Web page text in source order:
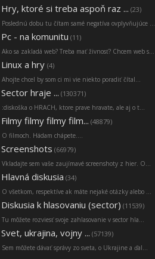
Hry, ktoré si treba aspoň raz ... (23)
Poslednú dobu tu čítam samé negatíva ovplyvňujúce ...
Pc - na komunitu (11)
Ako sa zakladá web? Treba mať živnosť? Chcem web s...
Linux a hry (4)
Ahojte chcel by som ci mi vie niekto poradiť čítal...
Sector hraje ... (130371)
:diskoška o HRACH, ktore prave hravate, ale aj o t...
Filmy filmy filmy film... (48879)
O filmoch. Hádam chápete....
Screenshots (66979)
Vkladajte sem vaše zaujímavé screenshoty z hier. O...
Hlavná diskusia (34)
O všetkom, respektíve ak máte nejaké otázky alebo ...
Diskusia k hlasovaniu (sector) (11539)
Tu môžete rozviesť svoje zahlasovanie v sector hla...
Svet, ukrajina, vojny ... (57139)
Sem môžete dávať správy zo sveta, o Ukrajine a ďal...